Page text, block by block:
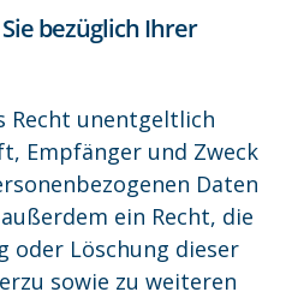
bezüglich Ihrer
Recht unentgeltlich
Empfänger und Zweck
Daten
ein Recht, die
oder Löschung dieser
sowie zu weiteren